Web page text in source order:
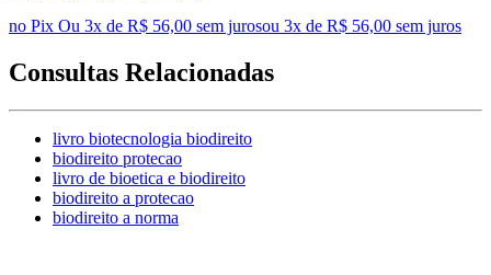
no Pix Ou 3x de R$ 56,00 sem jurosou 3x de R$ 56,00 sem juros
Consultas Relacionadas
livro biotecnologia biodireito
biodireito protecao
livro de bioetica e biodireito
biodireito a protecao
biodireito a norma